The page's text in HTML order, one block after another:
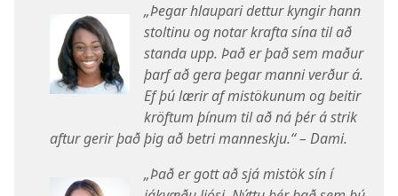
„Þegar hlaupari dettur kyngir hann
stoltinu og notar krafta sína til að
standa upp. Það er það sem maður
þarf að gera þegar manni verður á.
Ef þú lærir af mistökunum og beitir
kröftum þínum til að ná þér á strik
aftur gerir það þig að betri manneskju.“ – Dami.
„Það er gott að sjá mistök sín í